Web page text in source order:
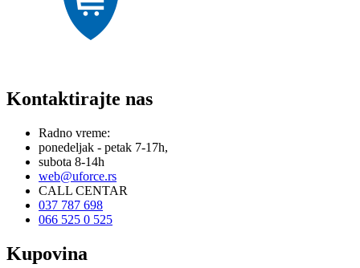
Kontaktirajte nas
Radno vreme:
ponedeljak - petak 7-17h,
subota 8-14h
web@uforce.rs
CALL CENTAR
037 787 698
066 525 0 525
Kupovina